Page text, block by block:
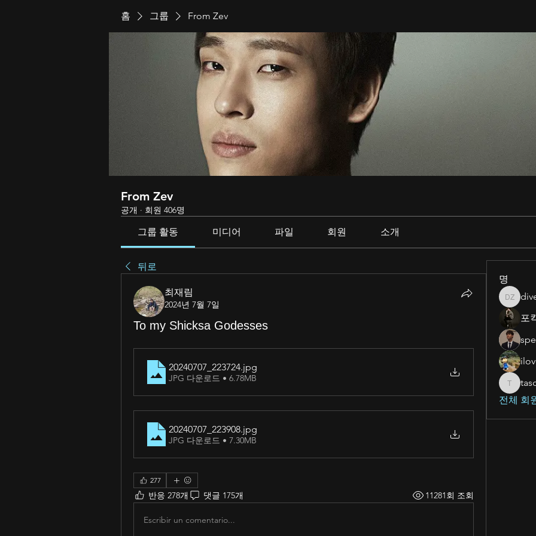
홈 그룹 From Zev
From Zev
공개 · 회원 406명
그룹 활동 미디어 파일 회원 소개
뒤로
최재림
2024년 7월 7일
To my Shicksa Godesses
20240707_223724.jpg
JPG 다운로드 • 6.78MB
20240707_223908.jpg
JPG 다운로드 • 7.30MB
277
반응 278개 댓글 175개 11281회 조회
Escribir un comentario...
명
dive zev
포
전체 회